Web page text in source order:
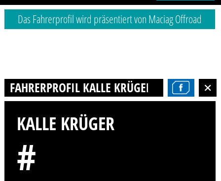
Das Fahrerprofil wird präsentiert von Maciag Offroad
FAHRERPROFIL KALLE KRÜGER
KALLE KRÜGER
#